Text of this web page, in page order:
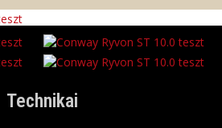
Technikai